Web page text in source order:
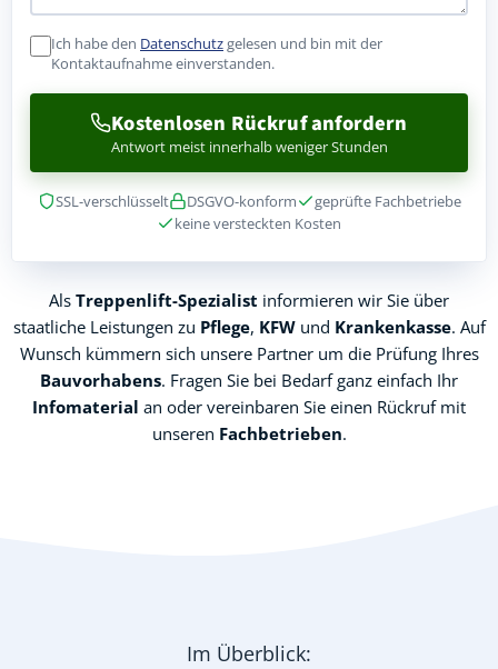
Ich habe den Datenschutzgelesen und bin mit der
Kontaktaufnahme einverstanden.
Kostenlosen Rückruf anfordern
Antwort meist innerhalb weniger Stunden
SSL-verschlüsselt DSGVO-konform
geprüfte Fachbetriebe
keine versteckten Kosten
Als Treppenlift-Spezialist informieren wir Sie über
staatliche Leistungen zu Pflege, KFWund Krankenkasse. Auf
Wunsch kümmern sich unsere Partner um die Prüfung Ihres
Bauvorhabens. Fragen Sie bei Bedarf ganz einfach Ihr
Infomaterial an oder vereinbaren Sie einen Rückruf mit
unseren Fachbetrieben.
Im Überblick: